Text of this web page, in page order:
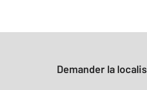
Demander la